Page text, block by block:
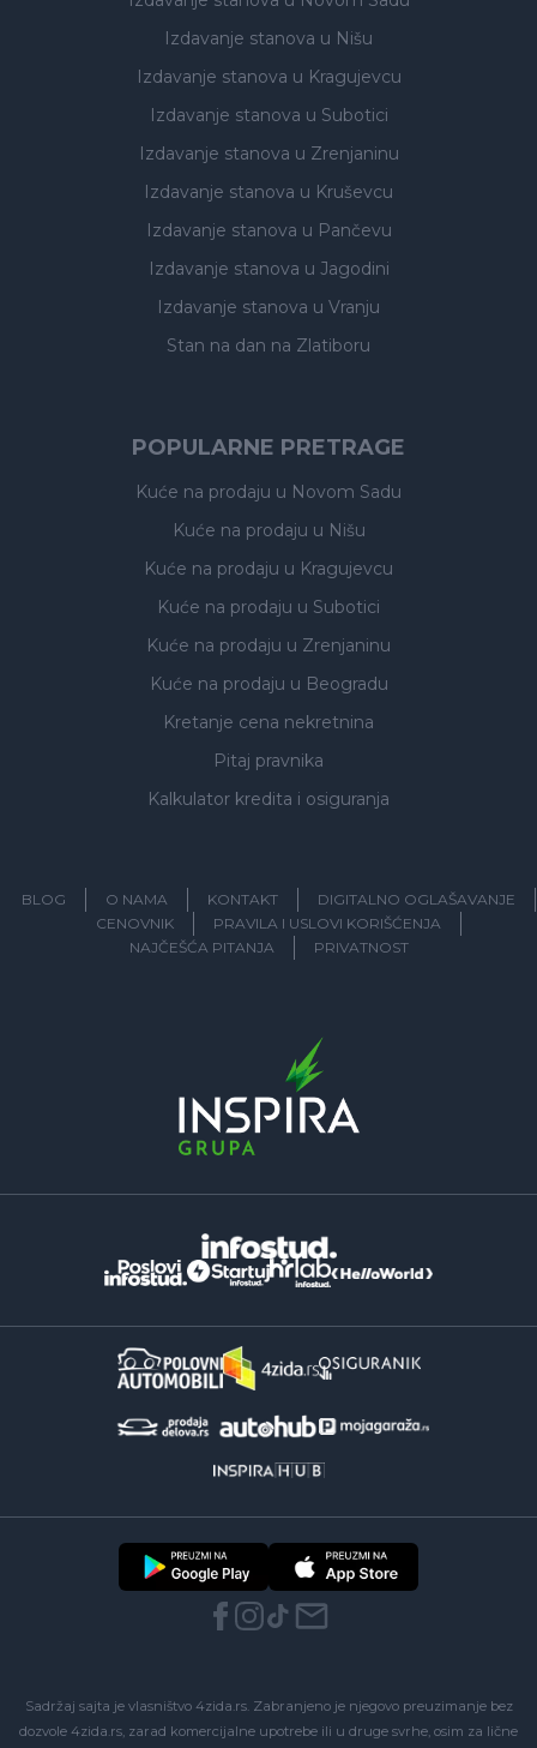
Izdavanje stanova u Nišu
Izdavanje stanova u Kragujevcu
Izdavanje stanova u Subotici
Izdavanje stanova u Zrenjaninu
Izdavanje stanova u Kruševcu
Izdavanje stanova u Pančevu
Izdavanje stanova u Jagodini
Izdavanje stanova u Vranju
Stan na dan na Zlatiboru
POPULARNE PRETRAGE
Kuće na prodaju u Novom Sadu
Kuće na prodaju u Nišu
Kuće na prodaju u Kragujevcu
Kuće na prodaju u Subotici
Kuće na prodaju u Zrenjaninu
Kuće na prodaju u Beogradu
Kretanje cena nekretnina
Pitaj pravnika
Kalkulator kredita i osiguranja
BLOG O NAMA KONTAKT
DIGITALNO OGLAŠAVANJE
CENOVNIK
PRAVILA I USLOVI KORIŠĆENJA
NAJČEŠĆA PITANJA
PRIVATNOST
Sadržaj sajta je vlasništvo 4zida.rs. Zabranjeno je njegovo preuzimanje bez
dozvole 4zida.rs, zarad komercijalne upotrebe ili u druge svrhe, osim za lične